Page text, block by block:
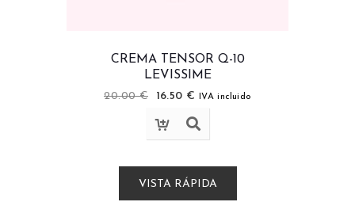
CREMA TENSOR Q-10
LEVISSIME
20.00€ 16.50 € IVA incluido
VISTA RÁPIDA